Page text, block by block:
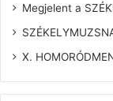
Megjelent a
X.